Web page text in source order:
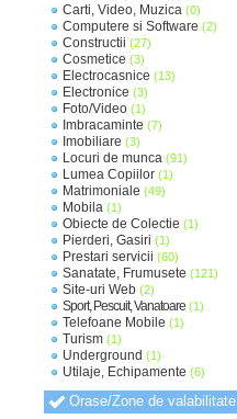
Carti, Video, Muzica (0)
Computere si Software (2)
Constructii (27)
Cosmetice (3)
Electrocasnice (13)
Electronice (3)
Foto/Video (1)
Imbracaminte (7)
Imobiliare (3)
Locuri de munca (91)
Lumea Copiilor (1)
Matrimoniale (49)
Mobila (1)
Obiecte de Colectie (1)
Pierderi, Gasiri (1)
Prestari servicii (60)
Sanatate, Frumusete (121)
Site-uri Web (2)
Sport, Pescuit, Vanatoare (1)
Telefoane Mobile (1)
Turism (1)
Underground (1)
Utilaje, Echipamente (6)
Orase/Zone de valabilitate